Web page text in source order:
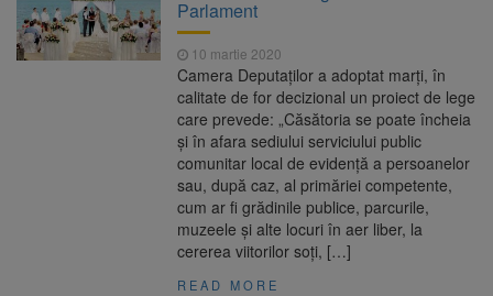
Parlament
10 martie 2020
Camera Deputaților a adoptat marți, în
calitate de for decizional un proiect de lege
care prevede: „Căsătoria se poate încheia
și în afara sediului serviciului public
comunitar local de evidenţă a persoanelor
sau, după caz, al primăriei competente,
cum ar fi grădinile publice, parcurile,
muzeele și alte locuri în aer liber, la
cererea viitorilor soți, […]
READ MORE